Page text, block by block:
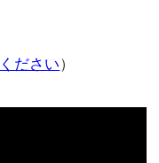
ださい）